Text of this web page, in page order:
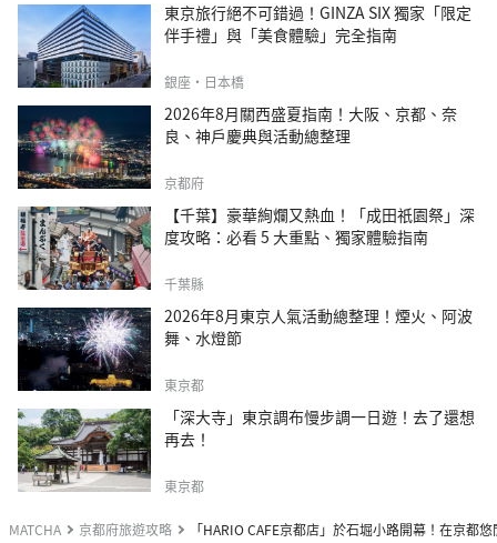
MATCHA 京都府旅遊攻略 「HARIO CAFE京都店」於石堀小路開幕！在京都
東京旅行絕不可錯過！GINZA SIX 獨家「限定
伴手禮」與「美食體驗」完全指南
銀座・日本橋
2026年8月關西盛夏指南！大阪、京都、奈
良、神戶慶典與活動總整理
京都府
【千葉】豪華絢爛又熱血！「成田祇園祭」深
度攻略：必看 5 大重點、獨家體驗指南
千葉縣
2026年8月東京人氣活動總整理！煙火、阿波
舞、水燈節
東京都
「深大寺」東京調布慢步調一日遊！去了還想
再去！
東京都